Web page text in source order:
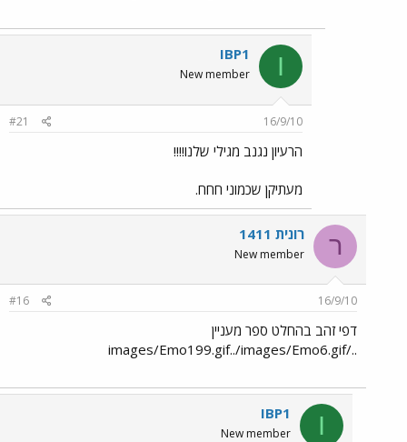
I
IBP1
New member
16/9/10
#21
הרעיון נגנב מגילי שלנו!!!!
מעתיקן שכמוני חחח.
ר רונית 1411
New member
16/9/10
#16
דפי זהב בהחלט ספר מעניין
../images/Emo199.gif../images/Emo6.gif
I
IBP1
New member